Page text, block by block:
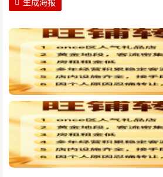
生成海报